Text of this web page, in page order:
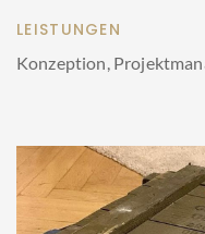
LEISTUNGEN
Konzeption,